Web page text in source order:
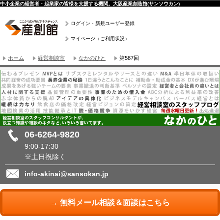
中小企業の経営者・起業家の皆様を支援する機関。大阪産業創造館(サンソウカン)
ログイン・新規ユーザー登録
マイページ（ご利用状況）
ホーム 経営相談室 なかのひと 第587回
06-6264-9820
9:00-17:30
※土日祝除く
info-akinai@sansokan.jp
→ 無料メール相談＆面談はこちら